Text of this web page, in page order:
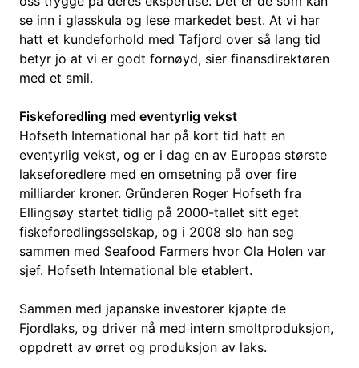
se inn i glasskula og lese markedet best. At vi har
hatt et kundeforhold med Tafjord over så lang tid
betyr jo at vi er godt fornøyd, sier finansdirektøren
med et smil.
Fiskeforedling med eventyrlig vekst
Hofseth International har på kort tid hatt en
eventyrlig vekst, og er i dag en av Europas største
lakseforedlere med en omsetning på over fire
milliarder kroner. Gründeren Roger Hofseth fra
Ellingsøy startet tidlig på 2000-tallet sitt eget
fiskeforedlingsselskap, og i 2008 slo han seg
sammen med Seafood Farmers hvor Ola Holen var
sjef. Hofseth International ble etablert.
Sammen med japanske investorer kjøpte de
Fjordlaks, og driver nå med intern smoltproduksjon,
oppdrett av ørret og produksjon av laks.